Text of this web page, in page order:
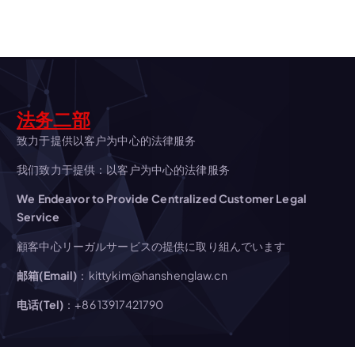
シ
ョ
ン
法务二部
致力于提供以客户为中心的法律服务
我们致力于提供：以客户为中心的法律服务
We Endeavor to Provide Centralized Customer Legal
Service
顧客中心リーガルサービスの提供に取り組んでいます
邮箱(Email) ：kittykim@hanshenglaw.cn
电话(Tel) ：+86 13917421790